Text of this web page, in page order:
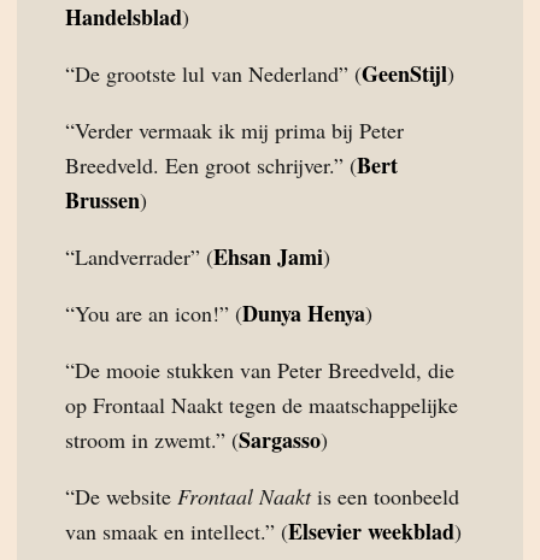
Handelsblad)
“De grootste lul van Nederland” (GeenStijl)
“Verder vermaak ik mij prima bij Peter
Breedveld. Een groot schrijver.” (Bert
Brussen)
“Landverrader” (Ehsan Jami)
“You are an icon!” (Dunya Henya)
“De mooie stukken van Peter Breedveld, die
op Frontaal Naakt tegen de maatschappelijke
stroom in zwemt.” (Sargasso)
“De website Frontaal Naaktis een toonbeeld
van smaak en intellect.” (Elsevier weekblad)